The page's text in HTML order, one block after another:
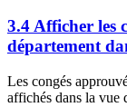
3.4 Afficher les
département
Les congés
affichés dans la vue